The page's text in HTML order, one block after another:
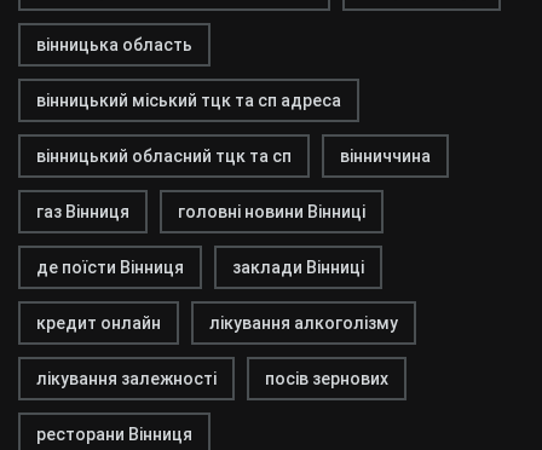
вінницька область
вінницький міський тцк та сп адреса
вінницький обласний тцк та сп вінниччина
газ Вінниця головні новини Вінниці
де поїсти Вінниця заклади Вінниці
кредит онлайн лікування алкоголізму
лікування залежності посів зернових
ресторани Вінниця